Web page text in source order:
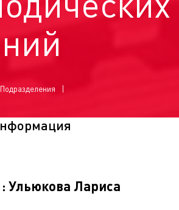
Подразделения
Ульюкова Лариса